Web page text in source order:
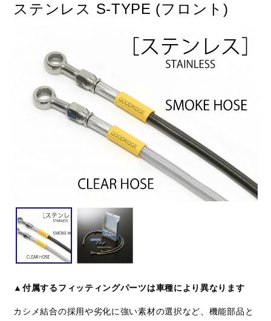
DUCATI HARLEY DAVIDSON
閉じる
ステンレス S-TYPE (フロント)
▲付属するフィッティングパーツは車種により異なります
カシメ結合の採用や劣化に強い素材の選択など、機能部品と